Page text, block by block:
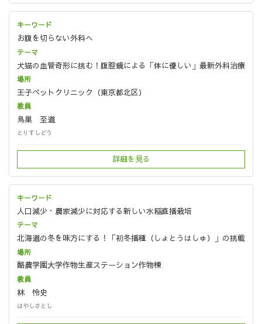
お腹を切らない外科へ
犬猫の血管奇形に挑む！腹腔鏡による「体に優しい」最新外科治療
王子ペットクリニック（東京都北区）
鳥巣 至道
とりすしどう
詳細を見る
人口減少・農家減少に対応する新しい水稲直播栽培
北海道の冬を味方にする！「初冬播種（しょとうはしゅ）」の挑戦
酪農学園大学作物生産ステーション作物棟
林 怜史
はやしさとし